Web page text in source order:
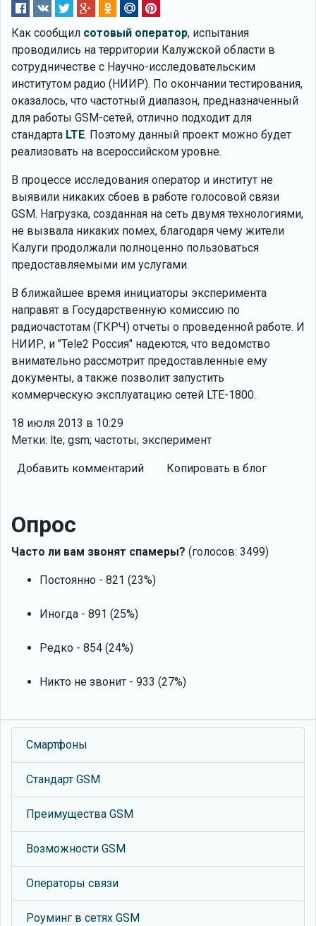
Как сообщил сотовый оператор, испытания
проводились на территории Калужской области в
сотрудничестве с Научно-исследовательским
институтом радио (НИИР). По окончании тестирования,
оказалось, что частотный диапазон, предназначенный
для работы GSM-сетей, отлично подходит для
стандарта LTE. Поэтому данный проект можно будет
реализовать на всероссийском уровне.
В процессе исследования оператор и институт не
выявили никаких сбоев в работе голосовой связи
GSM. Нагрузка, созданная на сеть двумя технологиями,
не вызвала никаких помех, благодаря чему жители
Калуги продолжали полноценно пользоваться
предоставляемыми им услугами.
В ближайшее время инициаторы эксперимента
направят в Государственную комиссию по
радиочастотам (ГКРЧ) отчеты о проведенной работе. И
НИИР, и "Tele2 Россия" надеются, что ведомство
внимательно рассмотрит предоставленные ему
документы, а также позволит запустить
коммерческую эксплуатацию сетей LTE-1800.
18 июля 2013 в 10:29
Метки: lte; gsm; частоты; эксперимент
Добавить комментарий Копировать в блог
Опрос
Часто ли вам звонят спамеры? (голосов: 3499)
Постоянно - 821 (23%)
Иногда - 891 (25%)
Редко - 854 (24%)
Никто не звонит - 933 (27%)
Смартфоны
Стандарт GSM
Преимущества GSM
Возможности GSM
Операторы связи
Роуминг в сетях GSM